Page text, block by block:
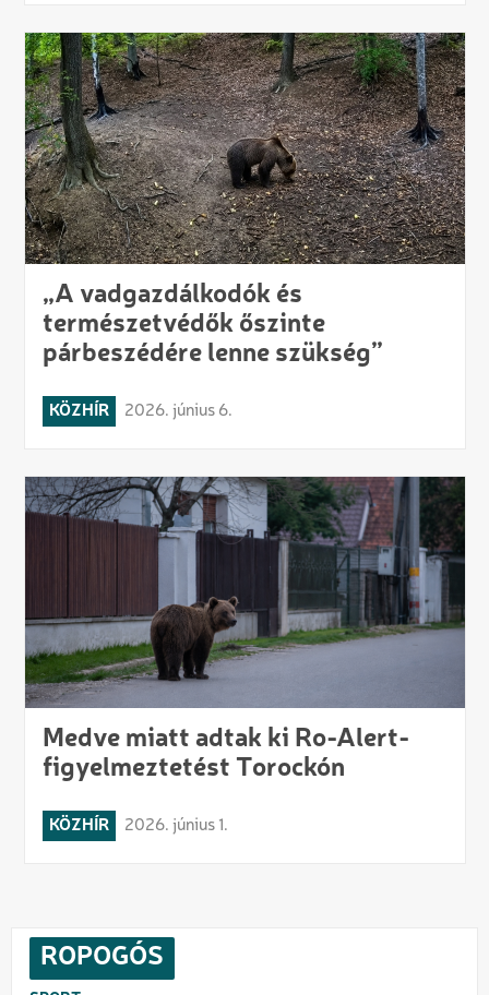
„A vadgazdálkodók és
természetvédők őszinte
párbeszédére lenne szükség”
KÖZHÍR 2026. június 6.
Medve miatt adtak ki Ro-Alert-
figyelmeztetést Torockón
KÖZHÍR 2026. június 1.
ROPOGÓS